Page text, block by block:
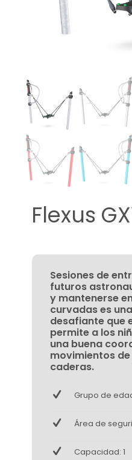
Flexus
Sesiones de
futuros
y mantenerse
curvadas es
desafiante que
permite a los
una buena
movimientos
caderas.
Grupo de
Área de
Capacidad: 1